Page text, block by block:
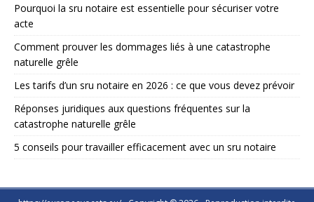
Pourquoi la sru notaire est essentielle pour sécuriser votre
acte
Comment prouver les dommages liés à une catastrophe
naturelle grêle
Les tarifs d’un sru notaire en 2026 : ce que vous devez prévoir
Réponses juridiques aux questions fréquentes sur la
catastrophe naturelle grêle
5 conseils pour travailler efficacement avec un sru notaire